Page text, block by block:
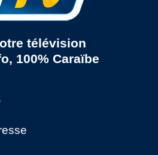
télévision
100% Caraïbe